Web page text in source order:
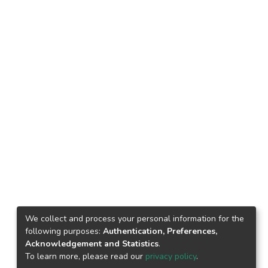
We collect and process your personal information for the
following purposes: Authentication, Preferences,
Acknowledgement and Statistics.
To learn more, please read our privacy policy.